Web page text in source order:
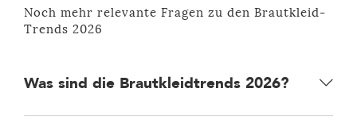
Noch mehr relevante Fragen zu den Brautkleid-
Trends 2026
Was sind die Brautkleidtrends 2026?